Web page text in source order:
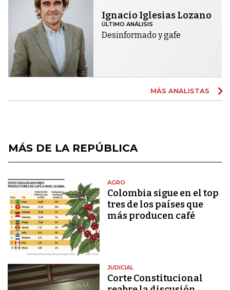
Ignacio Iglesias Lozano
ÚLTIMO ANÁLISIS
Desinformado y gafe
MÁS ANALISTAS
MÁS DE LA REPÚBLICA
AGRO
Colombia sigue en el top
tres de los países que
más producen café
JUDICIAL
Corte Constitucional